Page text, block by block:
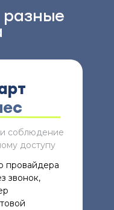
разные
и соблюдение
доступу
провайдера
звонок,